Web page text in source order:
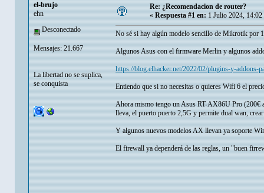
el-brujo
ehn
Desconectado
Mensajes: 21.667
La libertad no se suplica,
se conquista
Re: ¿Recomendacion de router?
« Respuesta #1 en: 1 Julio 2024, 14:02
No sé si hay algún modelo sencillo de Mikrotik por
Algunos Asus con el firmware Merlin y algunos
https://blog.elhacker.net/2022/02/plugins-y-
Entiendo que si no necesitas o quieres Wifi 6 el
Ahora mismo tengo un Asus RT-AX86U Pro (200€
lleva, el puerto puerto 2,5G y permite dual wan,
Y algunos nuevos modelos AX llevan ya soporte
El firewall ya dependerá de las reglas, un "buen